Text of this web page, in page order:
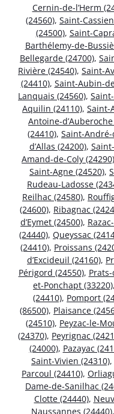
Cernin-de-l’Herm
(24560), Saint-
(24500), Saint-
Barthélemy-de-
Bellegarde (24700),
Rivière (24540), Saint-
(24410), Saint-Aubin-
Lanquais (24560),
Aquilin (24110), Saint-
Antoine-
(24410), Saint-
d’Allas (24200),
Amand-de-Coly (24290)
Saint-Agne (24520),
Rudeau-Ladosse
Reilhac (24580),
(24600), Ribagnac
d’Eymet (24500),
(24440), Queyssac
(24410), Proissans
d’Excideuil (24160),
Périgord (24550),
et-Ponchapt (33220),
(24410), Pomport
(86500), Plaisance
(24510), Peyzac-le-
(24370), Peyrignac
(24000), Pazayac
Saint-Vivien (24310),
Parcoul (24410),
Dame-de-Sanilhac
Clotte (24440),
Naussannes (24440),